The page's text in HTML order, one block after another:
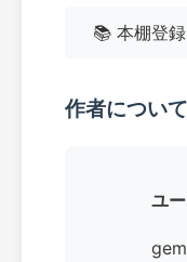
📚 本棚登
作者について
ユ